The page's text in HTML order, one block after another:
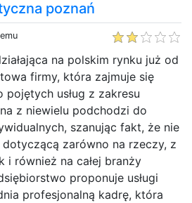
poznań
na polskim rynku już od
firmy, która zajmuje się
usług z zakresu
z niewielu podchodzi do
szanując fakt, że nie
zarówno na rzeczy, z
i również na całej branży
proponuje usługi
profesjonalną kadrę, która